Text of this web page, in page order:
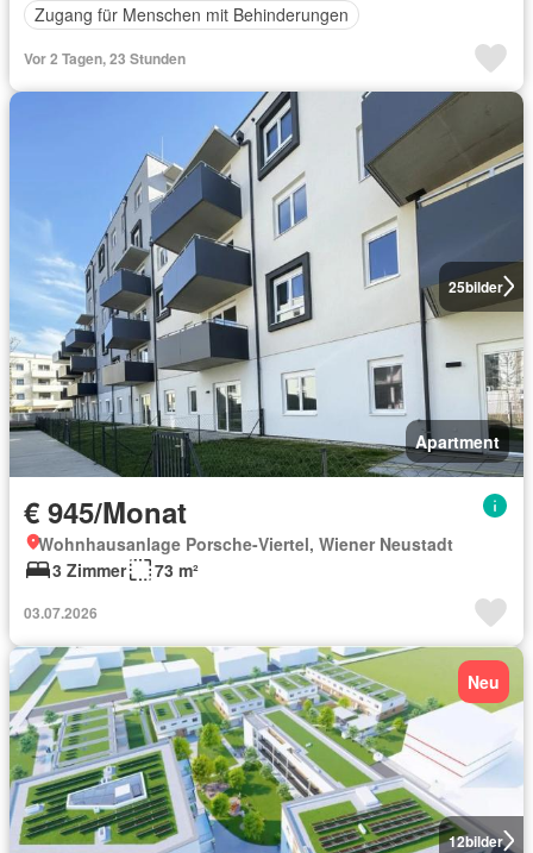
Zugang für Menschen mit Behinderungen
Vor 2 Tagen, 23 Stunden
25bilder
Apartment
€ 945/Monat
Wohnhausanlage Porsche-Viertel, Wiener Neustadt
3 Zimmer
73 m²
03.07.2026
12bilder
Neu